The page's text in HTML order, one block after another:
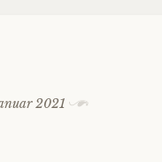
2021